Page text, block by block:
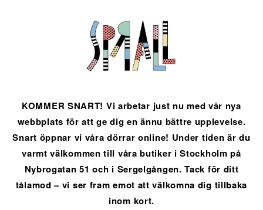
KOMMER SNART! Vi arbetar just nu med vår nya
webbplats för att ge dig en ännu bättre upplevelse.
Snart öppnar vi våra dörrar online! Under tiden är du
varmt välkommen till våra butiker i Stockholm på
Nybrogatan 51 och i Sergelgången. Tack för ditt
tålamod – vi ser fram emot att välkomna dig tillbaka
inom kort.